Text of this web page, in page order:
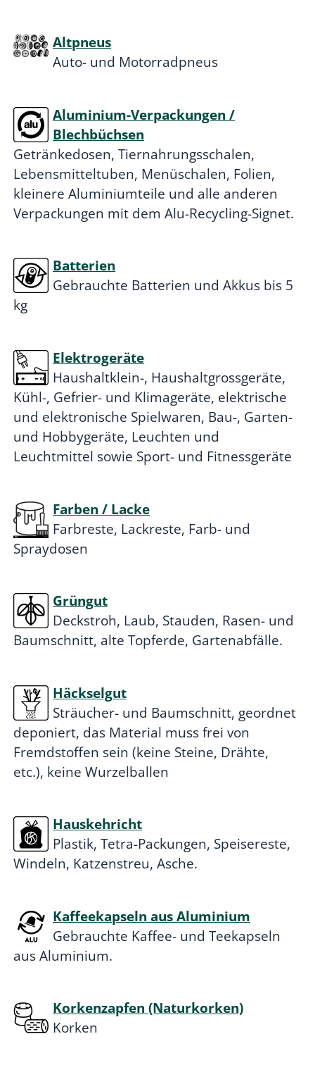
Altpneus
Auto- und Motorradpneus
Aluminium-Verpackungen /
Blechbüchsen
Getränkedosen, Tiernahrungsschalen,
Lebensmitteltuben, Menüschalen, Folien,
kleinere Aluminiumteile und alle anderen
Verpackungen mit dem Alu-Recycling-Signet.
Batterien
Gebrauchte Batterien und Akkus bis 5
kg
Elektrogeräte
Haushaltklein-, Haushaltgrossgeräte,
Kühl-, Gefrier- und Klimageräte, elektrische
und elektronische Spielwaren, Bau-, Garten-
und Hobbygeräte, Leuchten und
Leuchtmittel sowie Sport- und Fitnessgeräte
Farben / Lacke
Farbreste, Lackreste, Farb- und
Spraydosen
Grüngut
Deckstroh, Laub, Stauden, Rasen- und
Baumschnitt, alte Topferde, Gartenabfälle.
Häckselgut
Sträucher- und Baumschnitt, geordnet
deponiert, das Material muss frei von
Fremdstoffen sein (keine Steine, Drähte,
etc.), keine Wurzelballen
Hauskehricht
Plastik, Tetra-Packungen, Speisereste,
Windeln, Katzenstreu, Asche.
Kaffeekapseln aus Aluminium
Gebrauchte Kaffee- und Teekapseln
aus Aluminium.
Korkenzapfen (Naturkorken)
Korken